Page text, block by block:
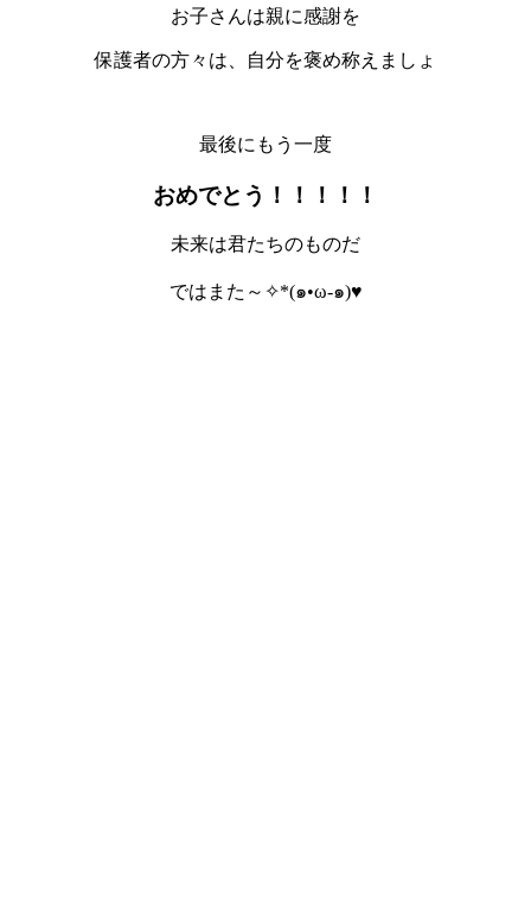
お子さんは親に感謝を
保護者の方々は、自分を褒め称えましょ
最後にもう一度
おめでとう！！！！！
未来は君たちのものだ
ではまた～✧*(๑•ω-๑)♥